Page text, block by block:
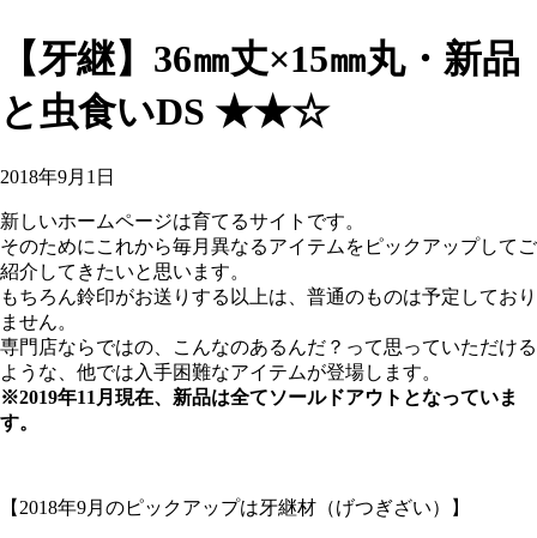
【牙継】36㎜丈×15㎜丸・新品
と虫食いDS ★★☆
2018年9月1日
新しいホームページは育てるサイトです。
そのためにこれから毎月異なるアイテムをピックアップしてご
紹介してきたいと思います。
もちろん鈴印がお送りする以上は、普通のものは予定しており
ません。
専門店ならではの、こんなのあるんだ？って思っていただける
ような、他では入手困難なアイテムが登場します。
※2019年11月現在、新品は全てソールドアウトとなっていま
す。
【2018年9月のピックアップは牙継材（げつぎざい）】